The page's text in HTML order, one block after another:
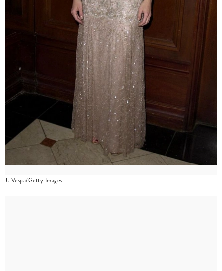
J. Vespa/Getty Images